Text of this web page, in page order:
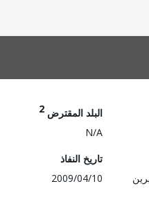
البلد المقترض 2
N/A
تاريخ النفاذ
2009/04/10